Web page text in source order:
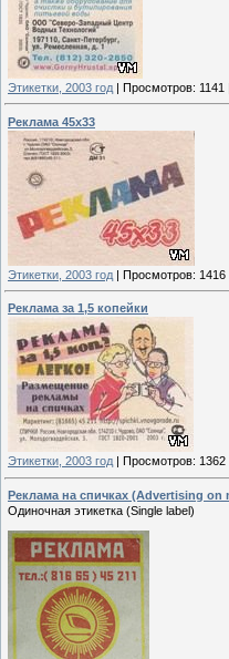
Этикетки, 2003 год | Просмотров: 1141
Реклама 45х33
Этикетки, 2003 год | Просмотров: 1416
Реклама за 1,5 копейки
Этикетки, 2003 год Просмотров: 1362
Реклама на спичках (Advertising on
Одиночная этикетка (Single label)